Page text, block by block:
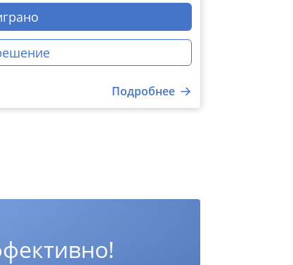
Подробнее